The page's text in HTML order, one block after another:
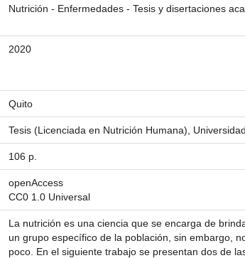
Nutrición - Enfermedades - Tesis y disertaciones
2020
Quito
Tesis (Licenciada en Nutrición Humana),
106 p.
openAccess
CC0 1.0 Universal
La nutrición es una ciencia que se encarga de
un grupo específico de la población, sin embargo,
poco. En el siguiente trabajo se presentan dos de